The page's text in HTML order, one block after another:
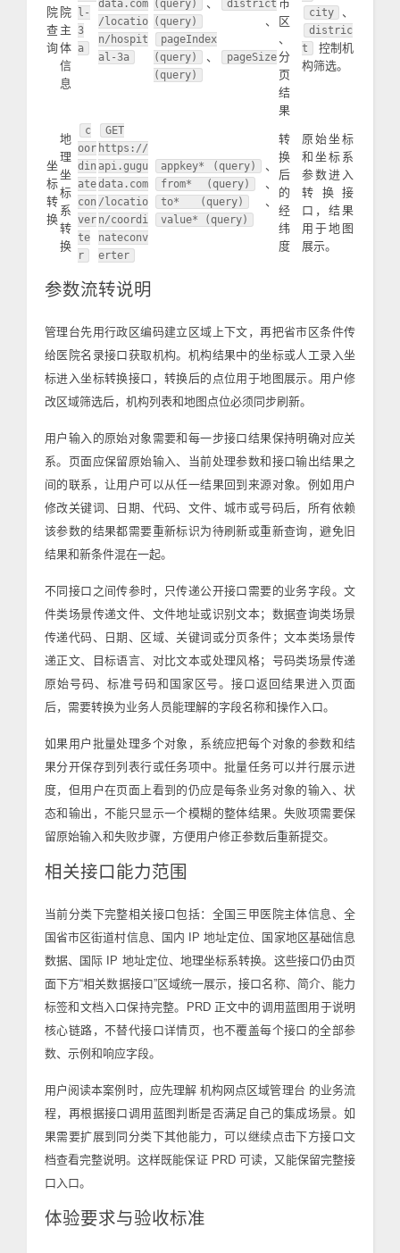
院
查
询
院
主
体
信
息
l-
3
a
data.com
/locatio
n/hospit
al-3a
(query)
、
district
(query)
、
pageIndex
(query)
、
pageSize
(query)
市
区
、
分
页
结
果
city 、
distric
t
控制机
构筛选。
坐
标
转
换
地
理
坐
标
系
转
换
c
oor
din
ate
con
ver
te
r
GET
https://
api.gugu
data.com
/locatio
n/coordi
nateconv
erter
appkey* (query) 、
from* (query) 、
to* (query) 、
value* (query)
转
换
后
的
经
纬
度
原始坐标
和坐标系
参数进入
转换接
口，结果
用于地图
展示。
参数流转说明
管理台先用行政区编码建立区域上下文，再把省市区条件传
给医院名录接口获取机构。机构结果中的坐标或人工录入坐
标进入坐标转换接口，转换后的点位用于地图展示。用户修
改区域筛选后，机构列表和地图点位必须同步刷新。
用户输入的原始对象需要和每一步接口结果保持明确对应关
系。页面应保留原始输入、当前处理参数和接口输出结果之
间的联系，让用户可以从任一结果回到来源对象。例如用户
修改关键词、日期、代码、文件、城市或号码后，所有依赖
该参数的结果都需要重新标识为待刷新或重新查询，避免旧
结果和新条件混在一起。
不同接口之间传参时，只传递公开接口需要的业务字段。文
件类场景传递文件、文件地址或识别文本；数据查询类场景
传递代码、日期、区域、关键词或分页条件；文本类场景传
递正文、目标语言、对比文本或处理风格；号码类场景传递
原始号码、标准号码和国家区号。接口返回结果进入页面
后，需要转换为业务人员能理解的字段名称和操作入口。
如果用户批量处理多个对象，系统应把每个对象的参数和结
果分开保存到列表行或任务项中。批量任务可以并行展示进
度，但用户在页面上看到的仍应是每条业务对象的输入、状
态和输出，不能只显示一个模糊的整体结果。失败项需要保
留原始输入和失败步骤，方便用户修正参数后重新提交。
相关接口能力范围
当前分类下完整相关接口包括：全国三甲医院主体信息、全
国省市区街道村信息、国内 IP 地址定位、国家地区基础信息
数据、国际 IP 地址定位、地理坐标系转换。这些接口仍由页
面下方“相关数据接口”区域统一展示，接口名称、简介、能力
标签和文档入口保持完整。PRD 正文中的调用蓝图用于说明
核心链路，不替代接口详情页，也不覆盖每个接口的全部参
数、示例和响应字段。
用户阅读本案例时，应先理解 机构网点区域管理台 的业务流
程，再根据接口调用蓝图判断是否满足自己的集成场景。如
果需要扩展到同分类下其他能力，可以继续点击下方接口文
档查看完整说明。这样既能保证 PRD 可读，又能保留完整接
口入口。
体验要求与验收标准